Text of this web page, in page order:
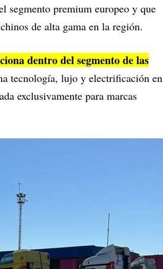
segmento premium europeo y que
de alta gama en la región.
dentro del segmento de las
tecnología, lujo y electrificación en
exclusivamente para marcas